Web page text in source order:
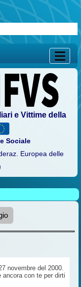
e Vittime della
Sociale
Europea delle
novembre del 2000.
ancora con te per dirti